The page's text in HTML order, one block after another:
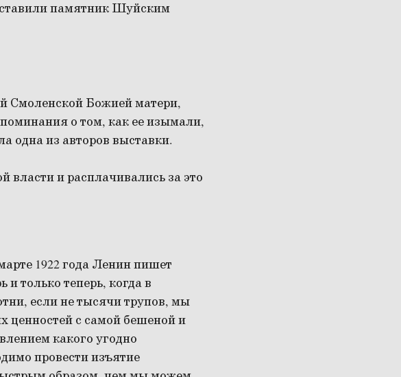
памятник Шуйским
Смоленской Божией матери,
о том, как ее изымали,
одна из авторов выставки.
и расплачивались за это
1922 года Ленин пишет
только теперь, когда в
если не тысячи трупов, мы
ценностей с самой бешеной и
какого угодно
провести изъятие